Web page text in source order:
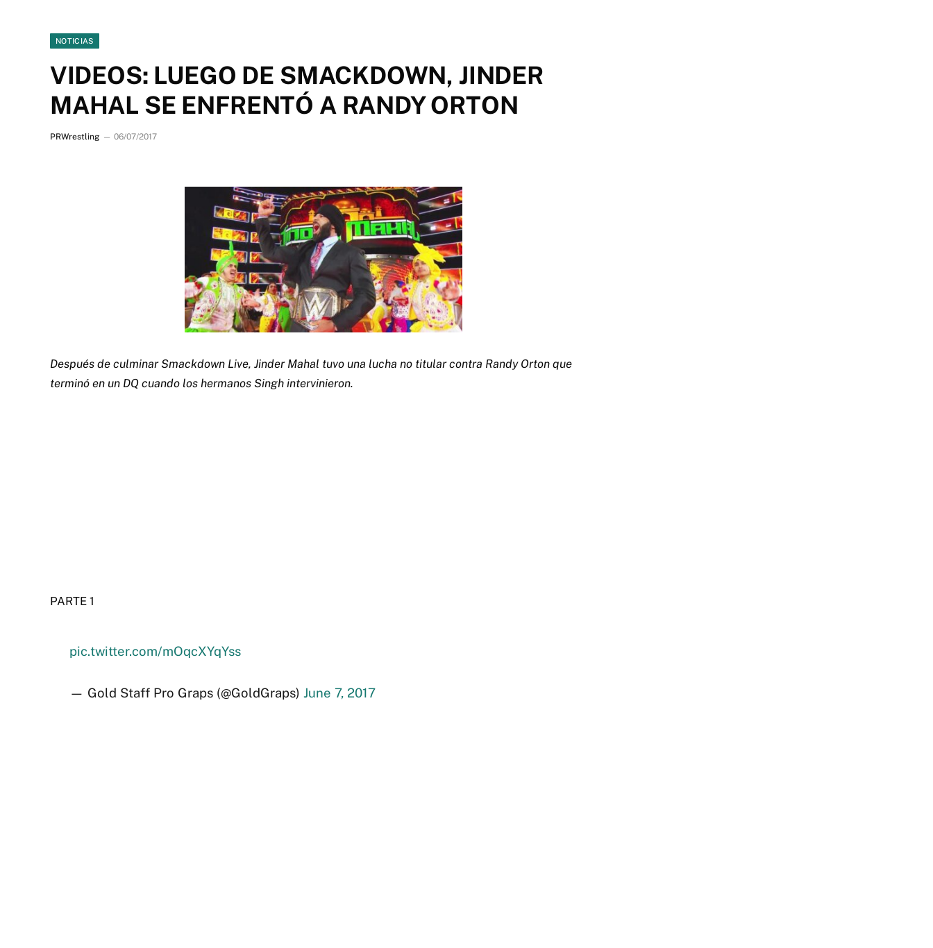
NOTICIAS
VIDEOS: LUEGO DE SMACKDOWN, JINDER
MAHAL SE ENFRENTÓ A RANDY ORTON
PRWrestling 06/07/2017
Después de culminar Smackdown Live, Jinder Mahal tuvo una lucha no titular contra Randy Orton que
terminó en un DQ cuando los hermanos Singh intervinieron.
PARTE 1
pic.twitter.com/mOqcXYqYss
— Gold Staff Pro Graps (@GoldGraps) June 7, 2017